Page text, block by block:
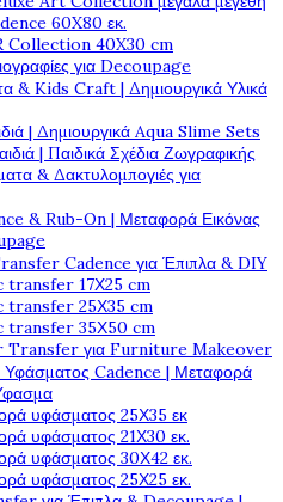
60X80 εκ.
Collection 40X30 cm
για Decoupage
& Kids Craft | Δημιουργικά Υλικά
| Δημιουργικά Aqua Slime Sets
| Παιδικά Σχέδια Ζωγραφικής
& Δακτυλομπογιές για
& Rub-On | Μεταφορά Εικόνας
Cadence για Έπιπλα & DIY
transfer 17Χ25 cm
transfer 25Χ35 cm
transfer 35Χ50 cm
Transfer για Furniture Makeover
Cadence | Μεταφορά
υφάσματος 25Χ35 εκ
υφάσματος 21Χ30 εκ.
υφάσματος 30Χ42 εκ.
υφάσματος 25Χ25 εκ.